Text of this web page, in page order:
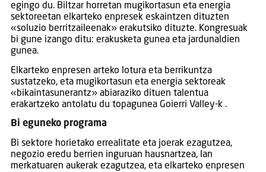
egingo du. Biltzar horretan mugikortasun eta energia
sektoreetan elkarteko enpresek eskaintzen dituzten
«soluzio berritzaileenak» erakutsiko dituzte. Kongresuak
bi gune izango ditu: erakusketa gunea eta jardunaldien
gunea.
Elkarteko enpresen arteko lotura eta berrikuntza
sustatzeko, eta mugikortasun eta energia sektoreak
«bikaintasunerantz» abiaraziko dituen talentua
erakartzeko antolatu du topagunea Goierri Valley-k .
Bi eguneko programa
Bi sektore horietako errealitate eta joerak ezagutzea,
negozio eredu berrien inguruan hausnartzea, lan
merkatuaren aukerak ezagutzea, eta elkarteko enpresen